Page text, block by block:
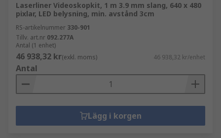
Laserliner Videoskopkit, 1 m 3.9 mm slang, 640 x 480
pixlar, LED belysning, min. avstånd 3cm
RS-artikelnummer 330-901
Tillv. art.nr 092.277A
Antal (1 enhet)
46 938,32 kr(exkl. moms) 46 938,32 kr/enhet
Antal
Lägg i korgen